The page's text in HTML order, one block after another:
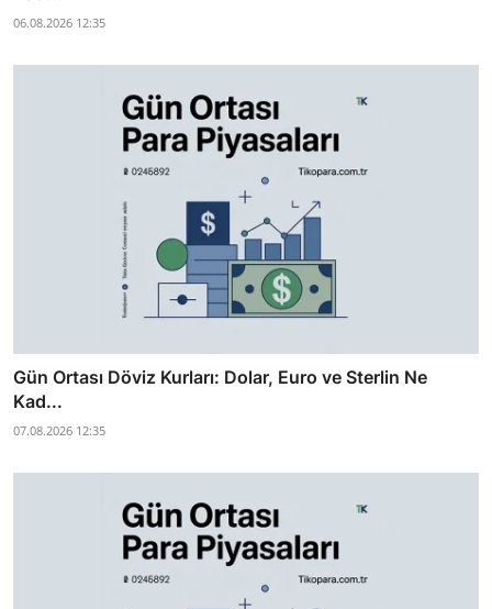
06.08.2026 12:35
Gün Ortası Döviz Kurları: Dolar, Euro ve Sterlin Ne
Kad...
07.08.2026 12:35